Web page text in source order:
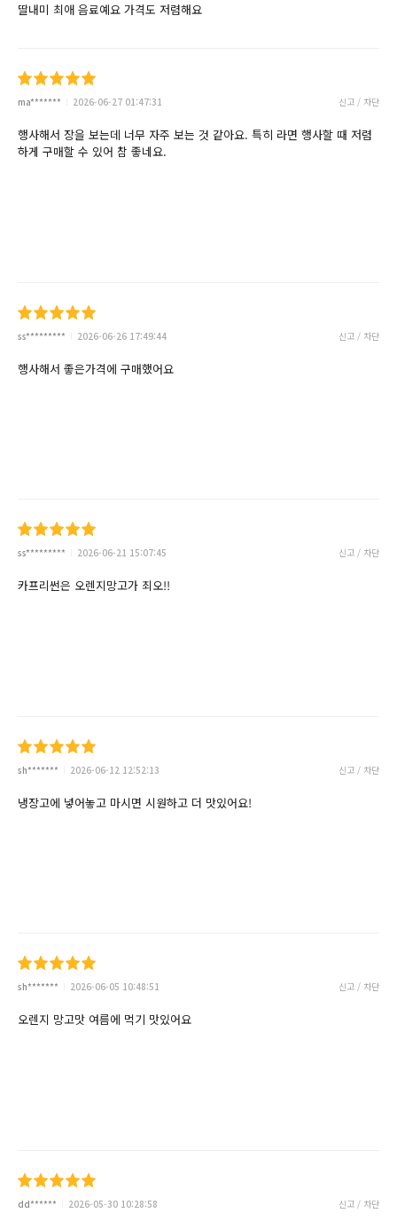
딸내미 최애 음료예요 가격도 저렴해요
ma******* 2026-06-27 01:47:31 신고 / 차단
행사해서 장을 보는데 너무 자주 보는 것 같아요. 특히 라면 행사할 때 저렴
하게 구매할 수 있어 참 좋네요.
ss********* 2026-06-26 17:49:44 신고 / 차단
행사해서 좋은가격에 구매했어요
ss********* 2026-06-21 15:07:45 신고 / 차단
카프리썬은 오렌지망고가 죄오!!
sh******* 2026-06-12 12:52:13 신고 / 차단
냉장고에 넣어놓고 마시면 시원하고 더 맛있어요!
sh******* 2026-06-05 10:48:51 신고 / 차단
오렌지 망고맛 여름에 먹기 맛있어요
dd****** 2026-05-30 10:28:58 신고 / 차단